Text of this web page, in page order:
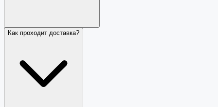
Как проходит доставка?